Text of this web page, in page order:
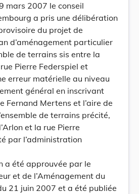
mars 2007 le conseil
a pris une délibération
du projet de
d’aménagement particulier
de terrains sis entre la
Pierre Federspiel et
erreur matérielle au niveau
général en inscrivant
Fernand Mertens et l’aire de
de terrains précité,
et la rue Pierre
par l’administration
a été approuvée par le
et de l’Aménagement du
21 juin 2007 et a été publiée